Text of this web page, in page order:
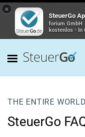
×
SteuerGo
forium GmbH
kostenlos - In
THE ENTIRE
SteuerGo